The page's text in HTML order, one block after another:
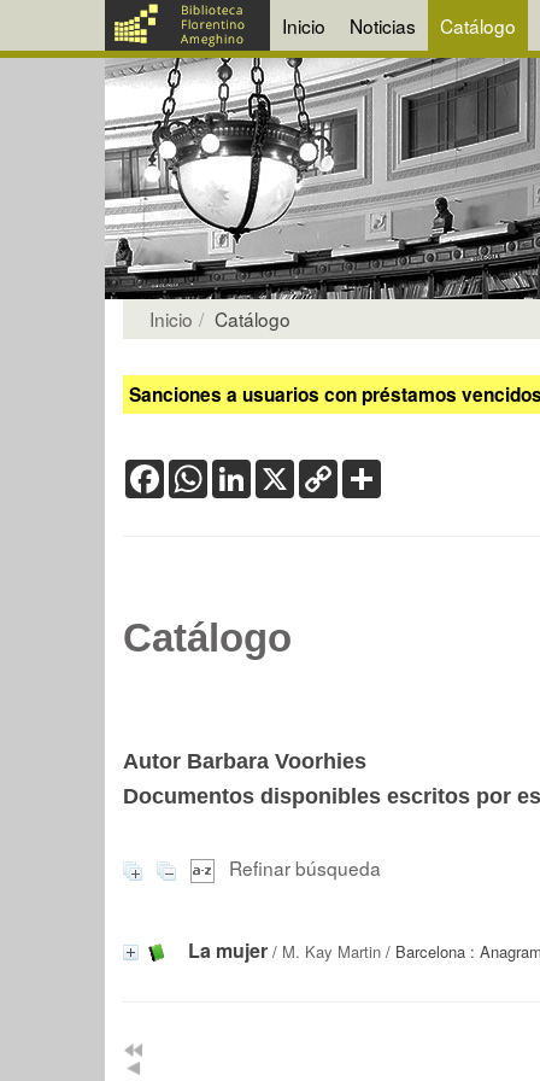
Inicio Noticias Catálogo
Inicio Catálogo
Sanciones a usuarios con préstamos
FacebookWhatsApp
LinkedIn
X Copy
Link
Catálogo
Autor Barbara Voorhies
Documentos disponibles escritos por
Refinar búsqueda
La mujer / M. Kay Martin / Barcelona :